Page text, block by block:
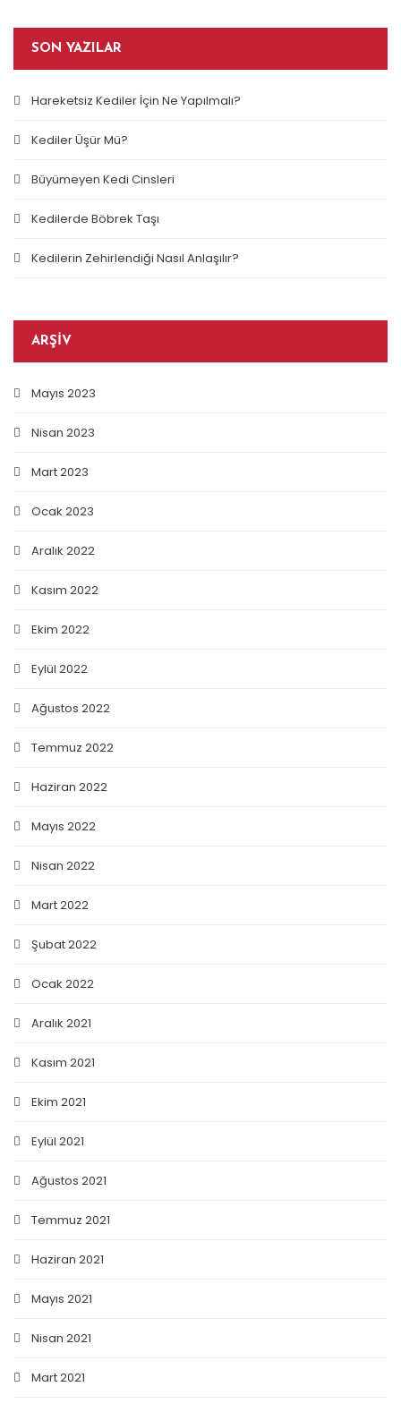
SON YAZILAR
Hareketsiz Kediler İçin Ne Yapılmalı?
Kediler Üşür Mü?
Büyümeyen Kedi Cinsleri
Kedilerde Böbrek Taşı
Kedilerin Zehirlendiği Nasıl Anlaşılır?
ARŞIV
Mayıs 2023
Nisan 2023
Mart 2023
Ocak 2023
Aralık 2022
Kasım 2022
Ekim 2022
Eylül 2022
Ağustos 2022
Temmuz 2022
Haziran 2022
Mayıs 2022
Nisan 2022
Mart 2022
Şubat 2022
Ocak 2022
Aralık 2021
Kasım 2021
Ekim 2021
Eylül 2021
Ağustos 2021
Temmuz 2021
Haziran 2021
Mayıs 2021
Nisan 2021
Mart 2021